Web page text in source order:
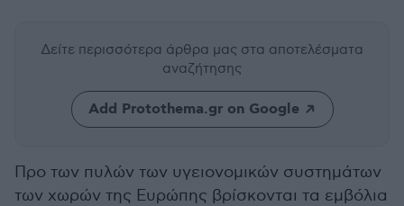
Δείτε περισσότερα άρθρα μας στα αποτελέσματα
αναζήτησης
Add Protothema.gr on Google
Προ των πυλών των υγειονομικών συστημάτων
των χωρών της Ευρώπης βρίσκονται τα εμβόλια